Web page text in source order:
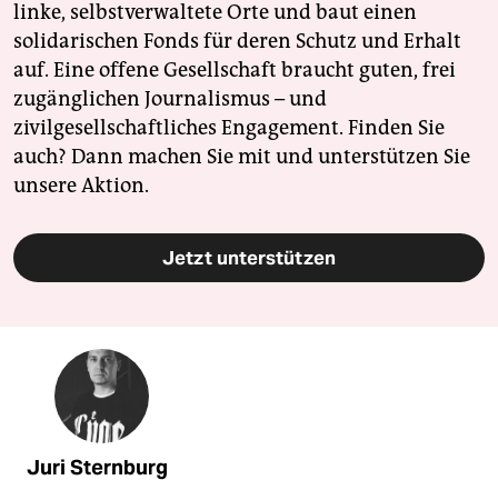
linke, selbstverwaltete Orte und baut einen
solidarischen Fonds für deren Schutz und Erhalt
auf. Eine offene Gesellschaft braucht guten, frei
zugänglichen Journalismus – und
zivilgesellschaftliches Engagement. Finden Sie
auch? Dann machen Sie mit und unterstützen Sie
unsere Aktion.
Jetzt unterstützen
Juri Sternburg